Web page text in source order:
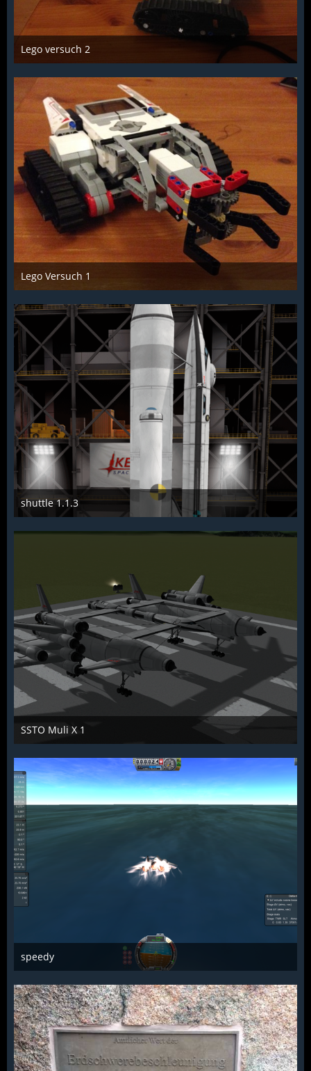
Lego versuch 2
Troll
12. Januar 2017
992
4 0
Lego Versuch 1
Troll
10. Januar 2017
1.107
6 0
shuttle 1.1.3
Troll
28. September 2016
772
0 0
SSTO Muli X 1
Troll
23. August 2016
1.578
2 0
speedy
Troll
3. August 2015
878
0 0